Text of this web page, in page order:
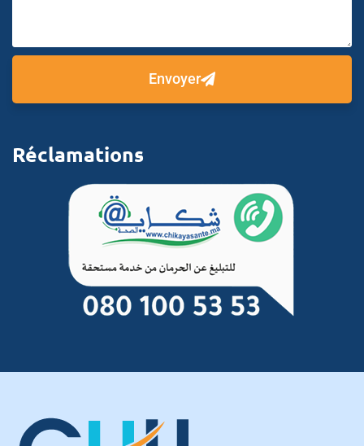
Envoyer
Réclamations